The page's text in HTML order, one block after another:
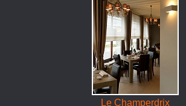
Le Champerdrix